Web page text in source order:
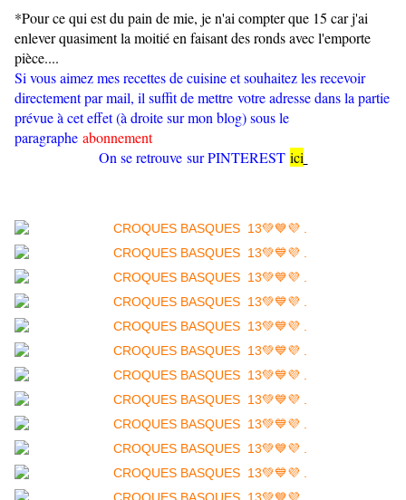
*Pour ce qui est du pain de mie, je n'ai compter que 15 car j'ai
enlever quasiment la moitié en faisant des ronds avec l'emporte
pièce....
Si vous aimez mes recettes de cuisine et souhaitez les recevoir
directement par mail, il suffit de mettre votre adresse dans la partie
prévue à cet effet (à droite sur mon blog) sous le
paragraphe abonnement
On se retrouve sur PINTEREST ici